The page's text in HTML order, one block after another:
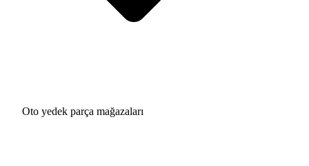
Oto yedek parça mağazaları